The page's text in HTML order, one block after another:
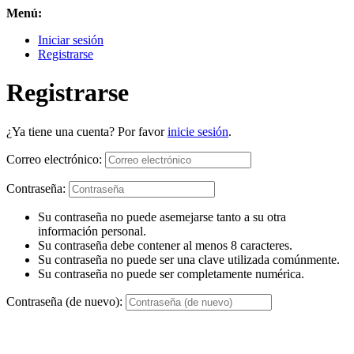
Menú:
Iniciar sesión
Registrarse
Registrarse
¿Ya tiene una cuenta? Por favorinicie sesión.
Correo electrónico:
Contraseña:
Su contraseña no puede asemejarse tanto a su otra
información personal.
Su contraseña debe contener al menos 8 caracteres.
Su contraseña no puede ser una clave utilizada comúnmente.
Su contraseña no puede ser completamente numérica.
Contraseña (de nuevo):